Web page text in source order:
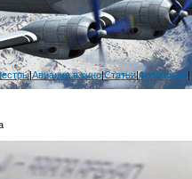
|Авиация в кино|Статьи|Фотоархив|